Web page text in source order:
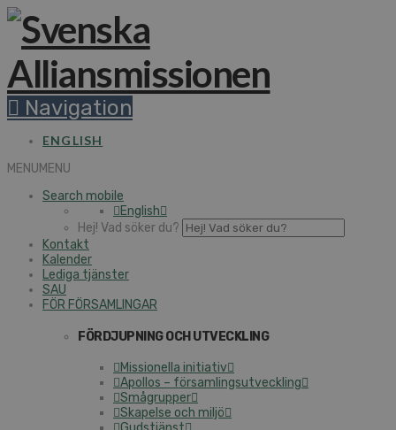
Navigation
ENGLISH
MENUMENU
Search mobile
English
Hej! Vad söker du?
Kontakt
Kalender
Lediga tjänster
SAU
FÖR FÖRSAMLINGAR
FÖRDJUPNING OCH UTVECKLING
Missionella initiativ
Apollos – församlingsutveckling
Smågrupper
Skapelse och miljö